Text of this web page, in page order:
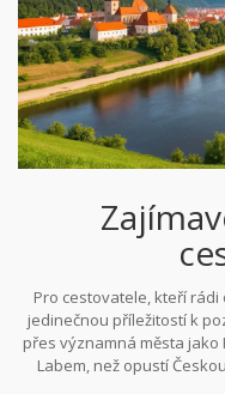
Pro cestovatele, kteří
jedinečnou příležitostí k
přes významná města jako
Labem, než opustí